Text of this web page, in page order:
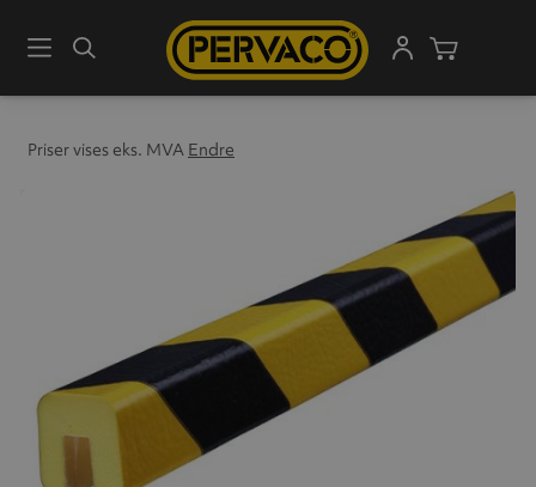
MenySøk
Priser vises eks. MVA Endre